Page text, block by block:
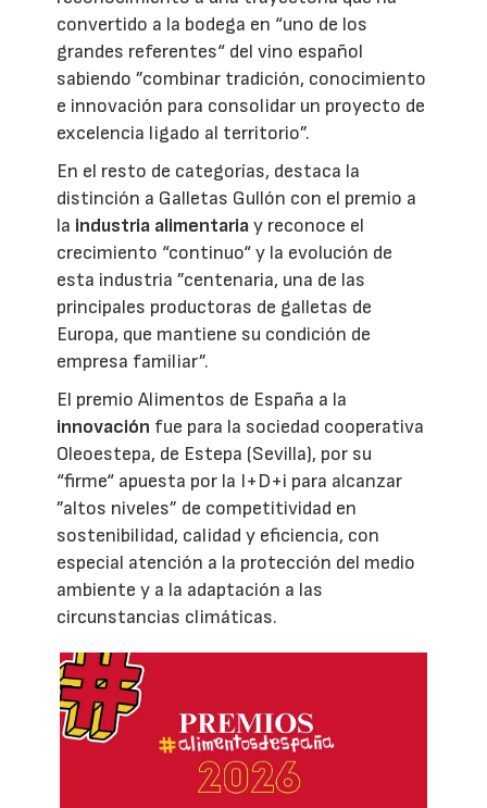
convertido a la bodega en “uno de los
grandes referentes“ del vino español
sabiendo ”combinar tradición, conocimiento
e innovación para consolidar un proyecto de
excelencia ligado al territorio”.
En el resto de categorías, destaca la
distinción a Galletas Gullón con el premio a
la industria alimentariay reconoce el
crecimiento “continuo“ y la evolución de
esta industria ”centenaria, una de las
principales productoras de galletas de
Europa, que mantiene su condición de
empresa familiar”.
El premio Alimentos de España a la
innovación fue para la sociedad cooperativa
Oleoestepa, de Estepa (Sevilla), por su
“firme“ apuesta por la I+D+i para alcanzar
”altos niveles” de competitividad en
sostenibilidad, calidad y eficiencia, con
especial atención a la protección del medio
ambiente y a la adaptación a las
circunstancias climáticas.